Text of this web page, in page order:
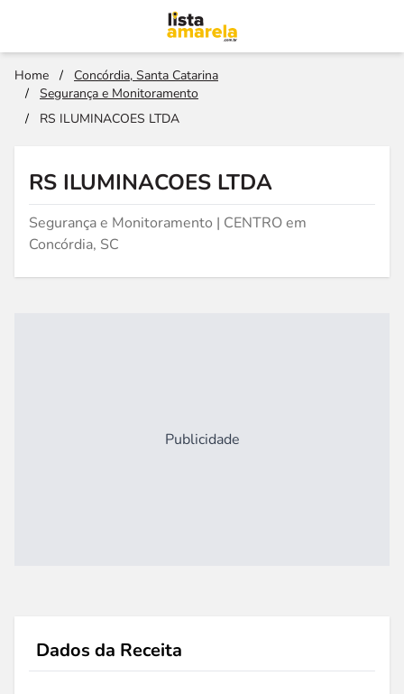
Home /
Concórdia, Santa Catarina
/
Segurança e Monitoramento
/
RS ILUMINACOES LTDA
RS ILUMINACOES LTDA
Segurança e Monitoramento | CENTRO em
Concórdia, SC
Publicidade
Dados da Receita